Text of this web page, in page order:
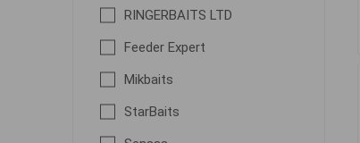
RINGERBAITS LTD
Feeder Expert
Mikbaits
StarBaits